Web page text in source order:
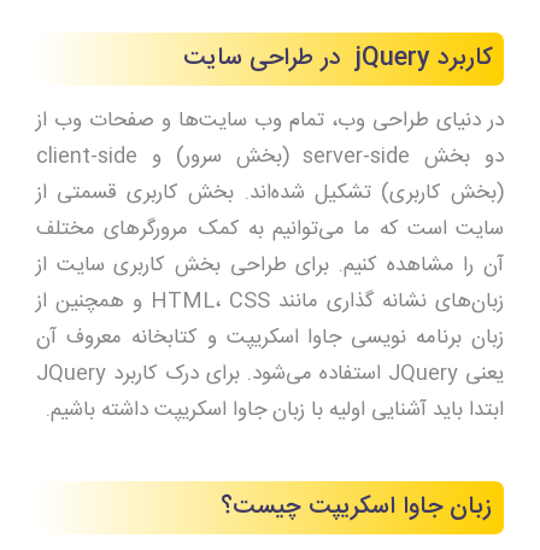
کاربرد jQuery در طراحی سایت
در دنیای طراحی وب، تمام وب سایت‌ها و صفحات وب از
دو بخش server-side (بخش سرور) و client-side
(بخش کاربری) تشکیل شده‌اند. بخش کاربری قسمتی از
سایت است که ما می‌توانیم به کمک مرورگرهای مختلف
آن را مشاهده کنیم. برای طراحی بخش کاربری سایت از
زبان‌های نشانه‌ گذاری مانند HTML، CSS و همچنین از
زبان برنامه نویسی جاوا اسکریپت و کتابخانه معروف آن
یعنی JQuery استفاده می‌شود. برای درک کاربرد JQuery
ابتدا باید آشنایی اولیه با زبان جاوا اسکریپت داشته باشیم.
زبان جاوا اسکریپت چیست؟